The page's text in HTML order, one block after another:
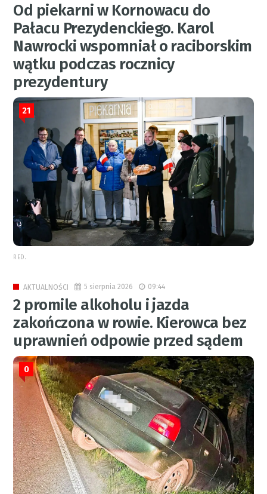
Od piekarni w Kornowacu do
Pałacu Prezydenckiego. Karol
Nawrocki wspomniał o raciborskim
wątku podczas rocznicy
prezydentury
21
RED.
AKTUALNOŚCI 5 sierpnia 2026 09:44
2 promile alkoholu i jazda
zakończona w rowie. Kierowca bez
uprawnień odpowie przed sądem
0